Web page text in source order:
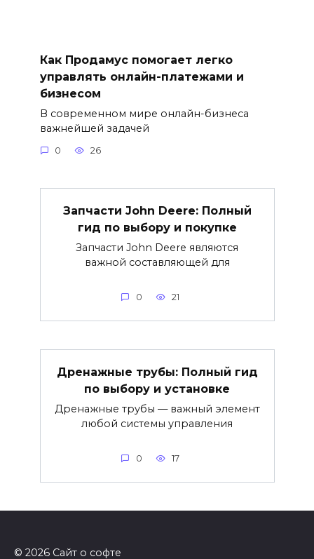
Как Продамус помогает легко
управлять онлайн-платежами и
бизнесом
В современном мире онлайн-бизнеса
важнейшей задачей
0 26
Запчасти John Deere: Полный
гид по выбору и покупке
Запчасти John Deere являются
важной составляющей для
0 21
Дренажные трубы: Полный гид
по выбору и установке
Дренажные трубы — важный элемент
любой системы управления
0 17
© 2026 Сайт о софте